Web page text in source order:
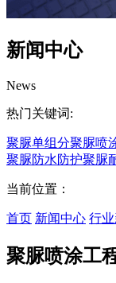
新闻中心
News
热门关键词:
聚脲单组分聚脲喷
聚脲防水防护聚脲
当前位置：
首页 新闻中心 行
聚脲喷涂工